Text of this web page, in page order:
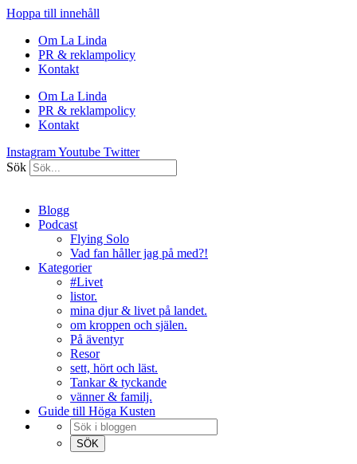
Hoppa till innehåll
Om La Linda
PR & reklampolicy
Kontakt
Om La Linda
PR & reklampolicy
Kontakt
InstagramYoutube Twitter
Sök
Blogg
Podcast
Flying Solo
Vad fan håller jag på med?!
Kategorier
#Livet
listor.
mina djur & livet på landet.
om kroppen och själen.
På äventyr
Resor
sett, hört och läst.
Tankar & tyckande
vänner & familj.
Guide till Höga Kusten